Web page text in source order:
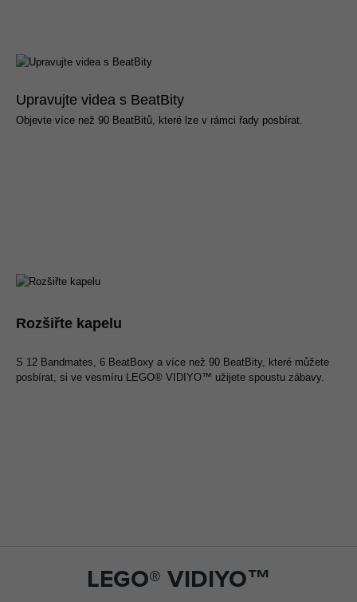
Upravujte videa s BeatBity
Objevte více než 90 BeatBitů, které lze v rámci řady posbírat.
Rozšiřte kapelu
S 12 Bandmates, 6 BeatBoxy a více než 90 BeatBity, které můžete
posbírat, si ve vesmíru LEGO® VIDIYO™ užijete spoustu zábavy.
LEGO® VIDIYO™